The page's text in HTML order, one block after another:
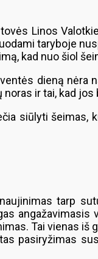
Linos
taryboje
kad nuo šiol
dieną nėra
noras ir tai, kad
siūlyti
tarp
Tai vienas iš
pasiryžimas